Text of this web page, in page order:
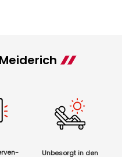
Unbesorgt in den